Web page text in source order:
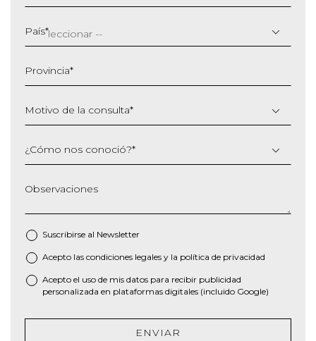
barra
MM
AAAA
País*
Provincia*
Motivo de la consulta*
¿Cómo nos conoció?*
Observaciones
Suscribirse al Newsletter
* Acepto las condiciones legales y la política de privacidad
Acepto el uso de mis datos para recibir publicidad
personalizada en plataformas digitales (incluido Google)
ENVIAR